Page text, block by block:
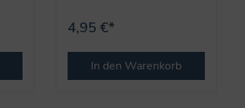
4,95 €*
In den Warenkorb